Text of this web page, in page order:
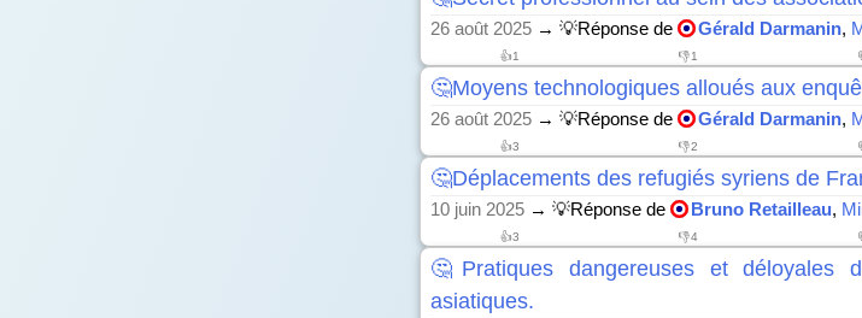
26 août 2025→ 💡Réponse de Gérald Darmanin,
👍1 👎1
🤔Moyens technologiques alloués aux
26 août 2025→ 💡Réponse de Gérald Darmanin,
👍3 👎2
🤔Déplacements des refugiés syriens de
10 juin 2025→ 💡Réponse de Bruno Retailleau,
👍3 👎4
🤔Pratiques dangereuses et déloyales
asiatiques.